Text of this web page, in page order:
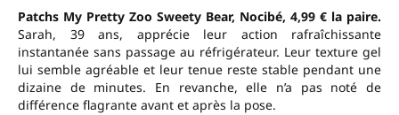
Patchs My Pretty Zoo Sweety Bear, Nocibé, 4,99 € la paire.
Sarah, 39 ans, apprécie leur action rafraîchissante
instantanée sans passage au réfrigérateur. Leur texture gel
lui semble agréable et leur tenue reste stable pendant une
dizaine de minutes. En revanche, elle n’a pas noté de
différence flagrante avant et après la pose.